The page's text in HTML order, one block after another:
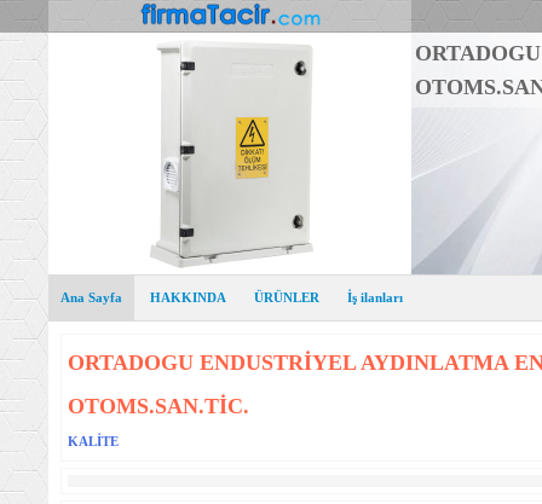
Ana Sayfa HAKKINDA ÜRÜNLER İş ilanları
ORTADOGU ENDUSTRİYEL AYDINLATMA
OTOMS.SAN.TİC.
KALİTE